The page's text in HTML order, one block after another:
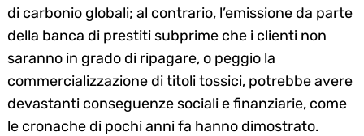
di carbonio globali; al contrario, l’emissione da parte
della banca di prestiti subprime che i clienti non
saranno in grado di ripagare, o peggio la
commercializzazione di titoli tossici, potrebbe avere
devastanti conseguenze sociali e finanziarie, come
le cronache di pochi anni fa hanno dimostrato.